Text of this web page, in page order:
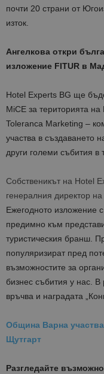
почти 20 страни от
изток.
Ангелкова откри
изложение FITUR в
Hotel Experts BG ще
MiCE за територията
Toleranca Marketing –
участва в създаването
други големи събития в
Собственикът на Hotel
генералния директор
Ежегодното изложение
предимно към
туристическия бранш.
популяризират пред
възможностите за
бизнес събития у нас.
връчва и наградата
Община Варна
Щутгарт
Разгледайте